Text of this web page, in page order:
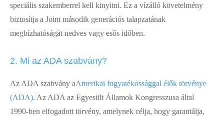
speciális szakemberrel kell kinyitni. Ez a vízálló követelmény
biztosítja a Joint második generációs talapzatának
megbízhatóságát nedves vagy esős időben.
2. Mi az ADA szabvány?
Az ADA szabvány aAmerikai fogyatékossággal élők törvénye
(ADA). Az ADA az Egyesült Államok Kongresszusa által
1990-ben elfogadott törvény, amelynek célja, hogy garantálja,